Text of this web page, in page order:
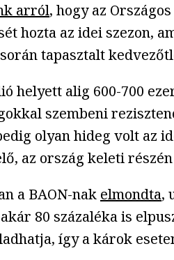
arról, hogy az
hozta az idei szezon,
tapasztalt
helyett alig 600-700
szembeni
olyan hideg volt az
az ország keleti
a BAON-nak elmondta,
80 százaléka is
így a károk